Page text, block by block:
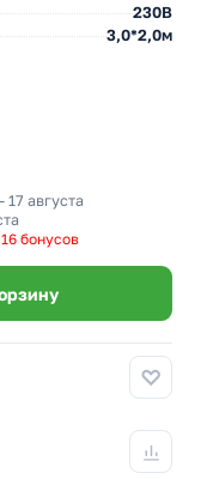
230В
3,0*2,0м
17 августа
16 бонусов